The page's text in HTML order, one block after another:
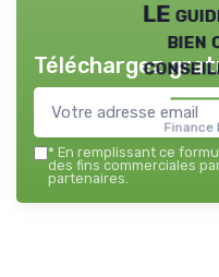
LE
bien
Finance
Téléchargez
* En remplissant ce
des fins commerciales
partenaires.